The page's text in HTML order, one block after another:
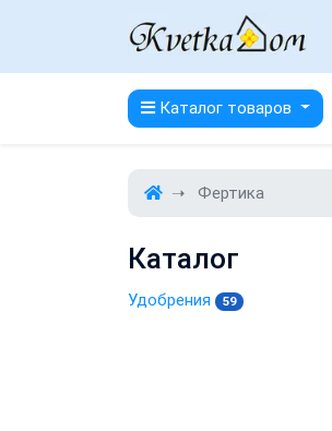
Каталог товаров
Фертика
Каталог
Удобрения 59